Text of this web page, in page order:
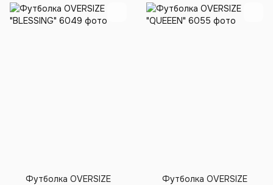
Футболка OVERSIZE
Футболка OVERSIZE